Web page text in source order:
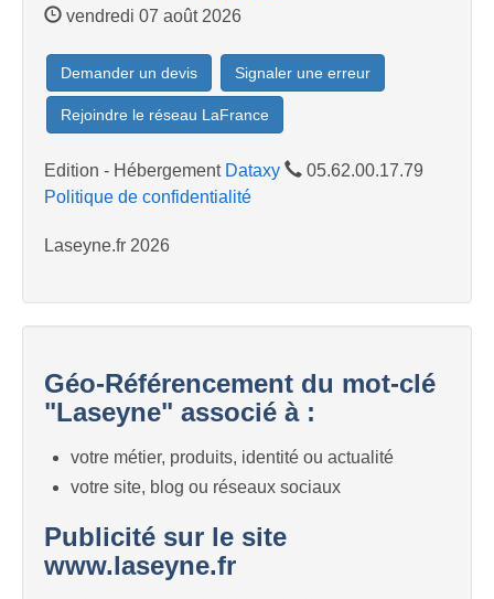
vendredi 07 août 2026
Demander un devis Signaler une erreur
Rejoindre le réseau LaFrance
Edition - Hébergement Dataxy
05.62.00.17.79
Politique de confidentialité
Laseyne.fr 2026
Géo-Référencement du mot-clé
"Laseyne" associé à :
votre métier, produits, identité ou actualité
votre site, blog ou réseaux sociaux
Publicité sur le site
www.laseyne.fr